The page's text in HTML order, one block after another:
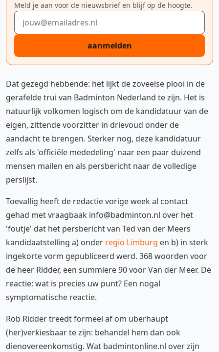
Meld je aan voor de nieuwsbrief en blijf op de hoogte.
E-mailadres
aanmelden
Dat gezegd hebbende: het lijkt de zoveelse plooi in de
gerafelde trui van Badminton Nederland te zijn. Het is
natuurlijk volkomen logisch om de kandidatuur van de
eigen, zittende voorzitter in drievoud onder de
aandacht te brengen. Sterker nog, deze kandidatuur
zelfs als 'officiële mededeling' naar een paar duizend
mensen mailen en als persbericht naar de volledige
perslijst.
Toevallig heeft de redactie vorige week al contact
gehad met vraagbaak info@badminton.nl over het
'foutje' dat het persbericht van Ted van der Meers
kandidaatstelling a) onder regio Limburg en b) in sterk
ingekorte vorm gepubliceerd werd. 368 woorden voor
de heer Ridder, een summiere 90 voor Van der Meer. De
reactie: wat is precies uw punt? Een nogal
symptomatische reactie.
Rob Ridder treedt formeel af om überhaupt
(her)verkiesbaar te zijn: behandel hem dan ook
dienovereenkomstig. Wat badmintonline.nl over zijn